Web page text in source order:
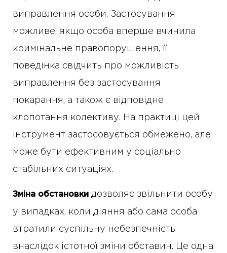
виправлення особи. Застосування
можливе, якщо особа вперше вчинила
кримінальне правопорушення, її
поведінка свідчить про можливість
виправлення без застосування
покарання, а також є відповідне
клопотання колективу. На практиці цей
інструмент застосовується обмежено, але
може бути ефективним у соціально
стабільних ситуаціях.
Зміна обстановки дозволяє звільнити особу
у випадках, коли діяння або сама особа
втратили суспільну небезпечність
внаслідок істотної зміни обставин. Це одна